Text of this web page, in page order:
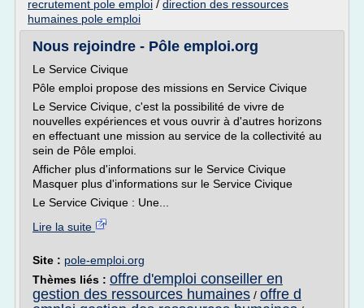
recrutement pole emploi / direction des ressources
humaines pole emploi
Nous rejoindre - Pôle emploi.org
Le Service Civique
Pôle emploi propose des missions en Service Civique
Le Service Civique, c'est la possibilité de vivre de
nouvelles expériences et vous ouvrir à d'autres horizons
en effectuant une mission au service de la collectivité au
sein de Pôle emploi.
Afficher plus d'informations sur le Service Civique
Masquer plus d'informations sur le Service Civique
Le Service Civique : Une...
Lire la suite
Site : pole-emploi.org
Thèmes liés : offre d'emploi conseiller en
gestion des ressources humaines / offre d